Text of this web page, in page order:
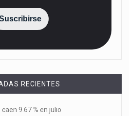
RECIENTES
9.67 % en julio